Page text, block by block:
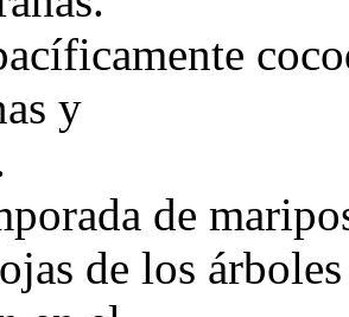
y
de
de los